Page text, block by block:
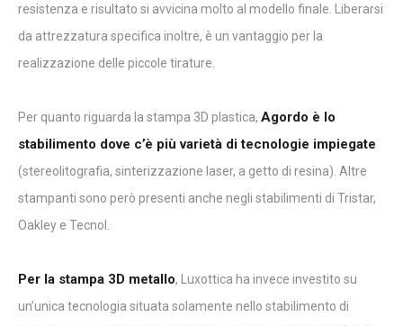
resistenza e risultato si avvicina molto al modello finale. Liberarsi
da attrezzatura specifica inoltre, è un vantaggio per la
realizzazione delle piccole tirature.
Per quanto riguarda la stampa 3D plastica, Agordo è lo
stabilimento dove c’è più varietà di tecnologie impiegate
(stereolitografia, sinterizzazione laser, a getto di resina). Altre
stampanti sono però presenti anche negli stabilimenti di Tristar,
Oakley e Tecnol.
Per la stampa 3D metallo, Luxottica ha invece investito su
un’unica tecnologia situata solamente nello stabilimento di